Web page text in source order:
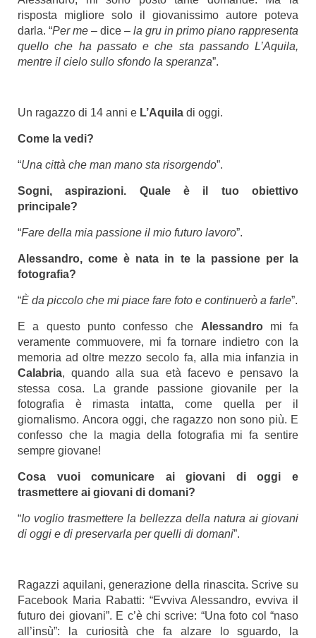
risposta migliore solo il giovanissimo autore poteva
darla. “Per me – dice – la gru in primo piano rappresenta
quello che ha passato e che sta passando L’Aquila,
mentre il cielo sullo sfondo la speranza”.
Un ragazzo di 14 anni e L’Aquila di oggi.
Come la vedi?
“Una città che man mano sta risorgendo”.
Sogni, aspirazioni. Quale è il tuo obiettivo
principale?
“Fare della mia passione il mio futuro lavoro”.
Alessandro, come è nata in te la passione per la
fotografia?
“È da piccolo che mi piace fare foto e continuerò a farle”.
E a questo punto confesso che Alessandromi fa
veramente commuovere, mi fa tornare indietro con la
memoria ad oltre mezzo secolo fa, alla mia infanzia in
Calabria, quando alla sua età facevo e pensavo la
stessa cosa. La grande passione giovanile per la
fotografia è rimasta intatta, come quella per il
giornalismo. Ancora oggi, che ragazzo non sono più. E
confesso che la magia della fotografia mi fa sentire
sempre giovane!
Cosa vuoi comunicare ai giovani di oggi e
trasmettere ai giovani di domani?
“Io voglio trasmettere la bellezza della natura ai giovani
di oggi e di preservarla per quelli di domani”.
Ragazzi aquilani, generazione della rinascita. Scrive su
Facebook Maria Rabatti: “Evviva Alessandro, evviva il
futuro dei giovani”. E c’è chi scrive: “Una foto col “naso
all’insù”: la curiosità che fa alzare lo sguardo, la